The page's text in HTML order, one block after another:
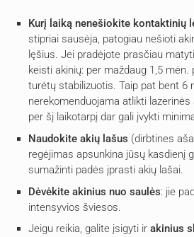
Kurį laiką nenešiokite kontaktinių
stipriai sausėja, patogiau nešioti
lęšius. Jei pradėjote prasčiau
keisti akinių: per maždaug 1,5
turėtų stabilizuotis. Taip pat bent 6
nerekomenduojama atlikti
per šį laikotarpį dar gali įvykti
Naudokite akių lašus (dirbtines
regėjimas apsunkina jūsų kasdienį
sumažinti padės įprasti akių lašai.
Dėvėkite akinius nuo saulės: jie
intensyvios šviesos.
Jeigu reikia, galite įsigyti ir akinius